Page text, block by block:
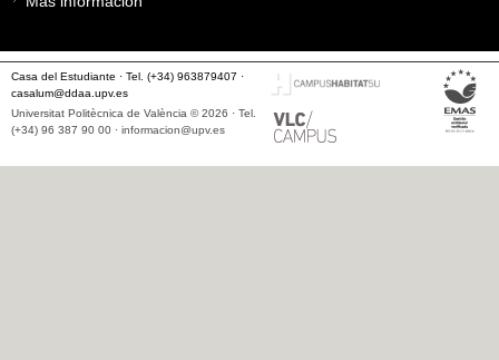
Casa del Estudiante · Tel. (+34) 963879407 ·
casalum@ddaa.upv.es
Universitat Politècnica de València © 2026 · Tel.
(+34) 96 387 90 00 · informacion@upv.es